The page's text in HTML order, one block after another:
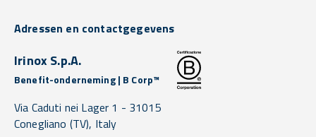
Adressen en contactgegevens
Irinox S.p.A.
Benefit-onderneming | B Corp™
Via Caduti nei Lager 1 - 31015
Conegliano (TV), Italy